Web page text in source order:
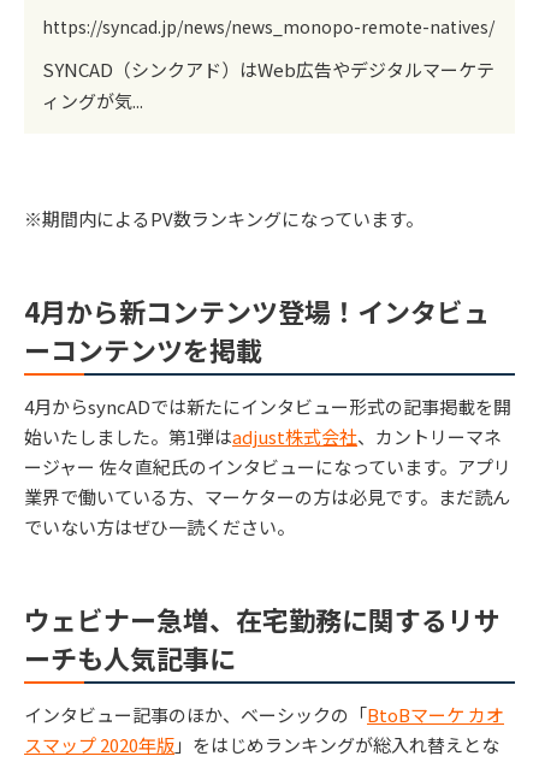
https://syncad.jp/news/news_monopo-remote-natives/
SYNCAD（シンクアド）はWeb広告やデジタルマーケテ
ィングが気...
※期間内によるPV数ランキングになっています。
4月から新コンテンツ登場！インタビュ
ーコンテンツを掲載
4月からsyncADでは新たにインタビュー形式の記事掲載を開
始いたしました。第1弾はadjust株式会社、カントリーマネ
ージャー 佐々直紀氏のインタビューになっています。アプリ
業界で働いている方、マーケターの方は必見です。まだ読ん
でいない方はぜひ一読ください。
ウェビナー急増、在宅勤務に関するリサ
ーチも人気記事に
インタビュー記事のほか、ベーシックの「BtoBマーケ カオ
スマップ 2020年版」をはじめランキングが総入れ替えとな